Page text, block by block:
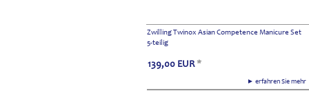
Zwilling Twinox Asian Competence Manicure Set
5-teilig
► erfahren Sie
139,00 EUR *